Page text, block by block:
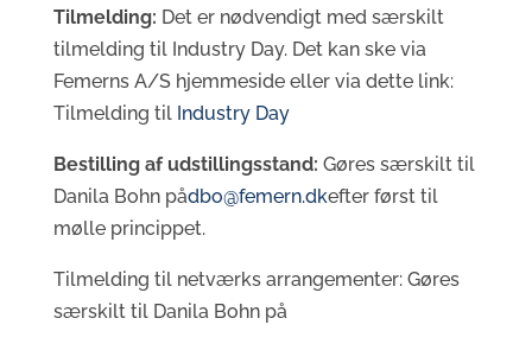
Tilmelding: Det er nødvendigt med særskilt
tilmelding til Industry Day. Det kan ske via
Femerns A/S hjemmeside eller via dette link:
Tilmelding til Industry Day
Bestilling af udstillingsstand: Gøres særskilt til
Danila Bohn pådbo@femern.dkefter først til
mølle princippet.
Tilmelding til netværks arrangementer: Gøres
særskilt til Danila Bohn på